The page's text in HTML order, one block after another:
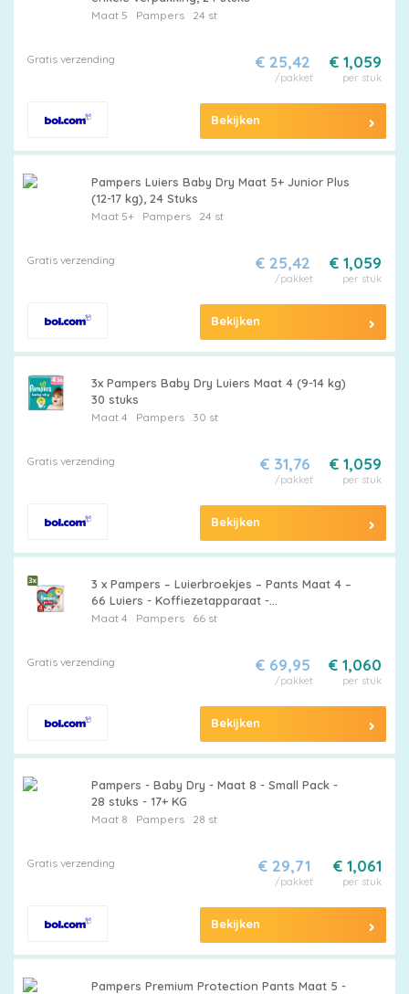
Maat 5 Pampers24 st
Gratis verzending € 1,059
per stuk
€ 25,42
/pakket
Bekijken
Pampers Luiers Baby Dry Maat 5+ Junior Plus
(12-17 kg), 24 Stuks
Maat 5+ Pampers24 st
Gratis verzending € 1,059
per stuk
€ 25,42
/pakket
Bekijken
3x Pampers Baby Dry Luiers Maat 4 (9-14 kg)
30 stuks
Maat 4 Pampers30 st
Gratis verzending € 1,059
per stuk
€ 31,76
/pakket
Bekijken
3 x Pampers – Luierbroekjes – Pants Maat 4 –
66 Luiers - Koffiezetapparaat -
Koffiezetapparaat - Koffiezetapparaat
Maat 4 Pampers66 st
Gratis verzending € 1,060
per stuk
€ 69,95
/pakket
Bekijken
Pampers - Baby Dry - Maat 8 - Small Pack -
28 stuks - 17+ KG
Maat 8 Pampers28 st
Gratis verzending € 1,061
per stuk
€ 29,71
/pakket
Bekijken
Pampers Premium Protection Pants Maat 5 -